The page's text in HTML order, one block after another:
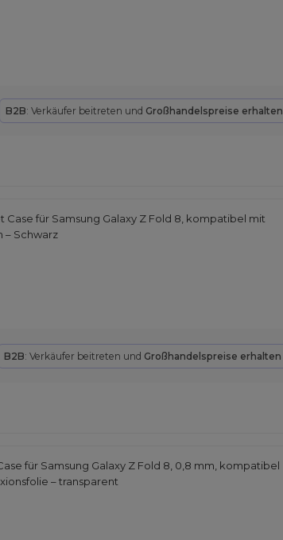
B2B: Verkäufer beitreten und Großhandelspreise erhalten
Case für Samsung Galaxy Z Fold 8, kompatibel mit
– Schwarz
B2B: Verkäufer beitreten und Großhandelspreise erhalten
für Samsung Galaxy Z Fold 8, 0,8 mm, kompatibel
– transparent